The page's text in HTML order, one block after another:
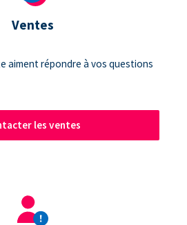
Ventes
aiment répondre à vos questions
les ventes